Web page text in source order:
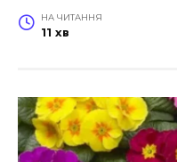
НА ЧИТАННЯ
11 хв